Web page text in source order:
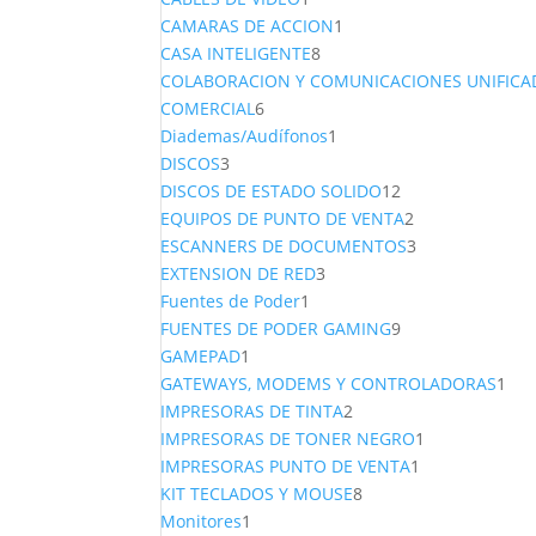
producto
CAMARAS DE ACCION1
CASA INTELIGENTE88
productos
COLABORACION Y COMUNICACIONES
COMERCIAL66
productos
Diademas/Audífonos1
DISCOS3
productos
DISCOS DE ESTADO SOLIDO12
productos
EQUIPOS DE PUNTO DE VENTA2
productos
ESCANNERS DE DOCUMENTOS3
EXTENSION DE RED3
Fuentes de Poder1
producto
FUENTES DE PODER GAMING99
GAMEPAD1
producto
GATEWAYS, MODEMS Y CONTROLADORAS1
IMPRESORAS DE TINTA2
productos
IMPRESORAS DE TONER NEGRO1
IMPRESORAS PUNTO DE VENTA1
KIT TECLADOS Y MOUSE88
Monitores1